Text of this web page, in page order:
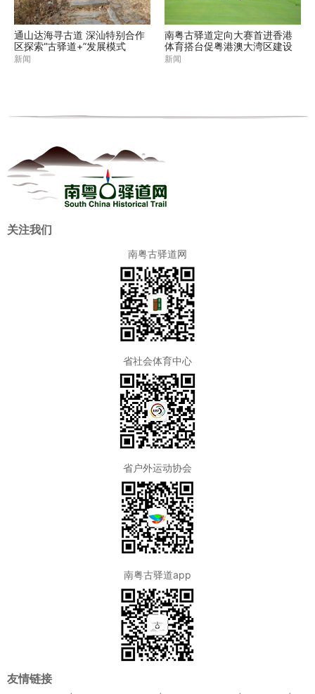
通山达海寻古道 深汕特别合作
区探索“古驿道+”发展模式
新闻
南粤古驿道定向大赛首进香港
体育搭台促粤港澳大湾区建设
新闻
关注我们
南粤古驿道网
省社会体育中心
省户外运动协会
南粤古驿道app
友情链接